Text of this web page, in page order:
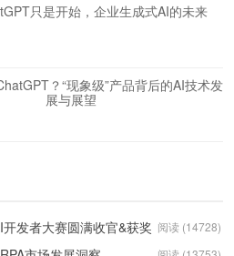
只是开始，企业生成式AI的未来
？“现象级”产品背后的AI技术发
展与展望
阅读 (14728)
发者大赛圆满收官&获奖